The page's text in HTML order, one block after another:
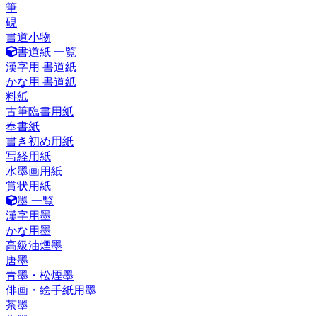
筆
硯
書道小物
書道紙 一覧
漢字用 書道紙
かな用 書道紙
料紙
古筆臨書用紙
奉書紙
書き初め用紙
写経用紙
水墨画用紙
賞状用紙
墨 一覧
漢字用墨
かな用墨
高級油煙墨
唐墨
青墨・松煙墨
俳画・絵手紙用墨
茶墨